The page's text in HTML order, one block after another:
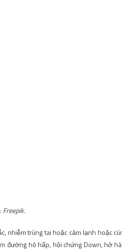
Freepik.
nhiễm trùng tai hoặc cảm lạnh hoặc
đường hô hấp, hội chứng Down, hở